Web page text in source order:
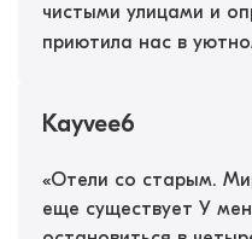
чистыми улицами и
приютила нас в
Kayvee6
«Отели со старым.
еще существует У